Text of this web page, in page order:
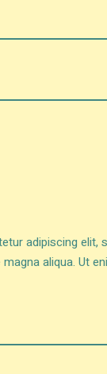
adipiscing elit,
aliqua. Ut